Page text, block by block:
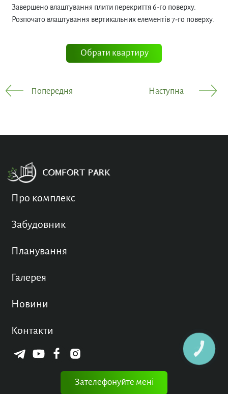
Завершено влаштування плити перекриття 6-го поверху.
Розпочато влаштування вертикальних елементів 7-го поверху.
Обрати квартиру
Попередня Наступна
Про комплекс
Забудовник
Планування
Галерея
Новини
Контакти
Зателефонуйте мені
КНОПКА
ЗВ'ЯЗКУ